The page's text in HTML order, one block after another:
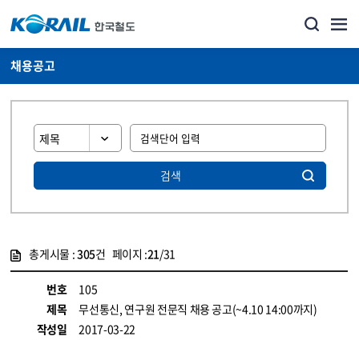
채용공고
검색
총게시물 :305건 페이지 :21/31
번호
105
제목
무선통신, 연구원 전문직 채용 공고(~4.10 14:00까지)
작성일
2017-03-22